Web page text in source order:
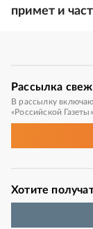
примет и
Рассылка
В рассылку
«Российской Газеты»
Хотите